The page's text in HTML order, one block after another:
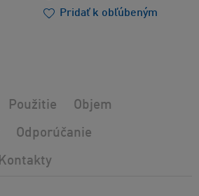
Pridať k obľúbeným
Použitie Objem
Odporúčanie
Kontakty